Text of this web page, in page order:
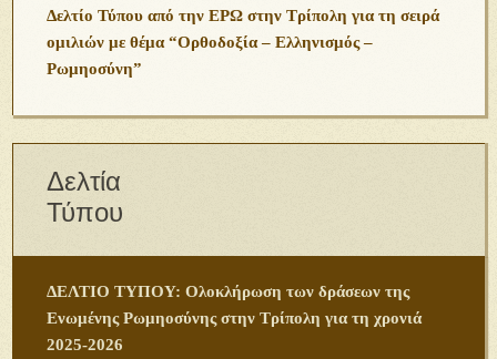
Δελτίο Τύπου από την ΕΡΩ στην Τρίπολη για τη σειρά
ομιλιών με θέμα “Ορθοδοξία – Ελληνισμός –
Ρωμηοσύνη”
Δελτία
Τύπου
ΔΕΛΤΙΟ ΤΥΠΟΥ: Ολοκλήρωση των δράσεων της
Ενωμένης Ρωμηοσύνης στην Τρίπολη για τη χρονιά
2025-2026